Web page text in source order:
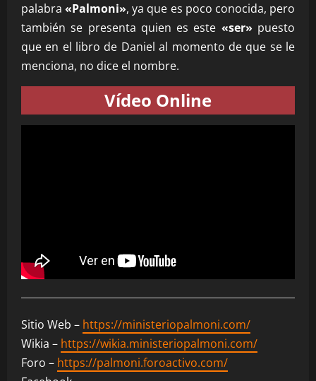
palabra«Palmoni», ya que es poco conocida, pero
también se presenta quien es este «ser» puesto
que en el libro de Daniel al momento de que se le
menciona, no dice el nombre.
Vídeo Online
Sitio Web – https://ministeriopalmoni.com/
Wikia – https://wikia.ministeriopalmoni.com/
Foro – https://palmoni.foroactivo.com/